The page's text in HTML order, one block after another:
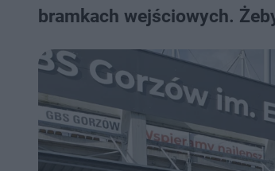
bramkach wejściowych.